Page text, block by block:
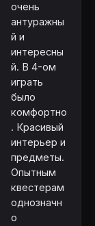
очень
антуражны
й и
интересны
й. В 4-ом
играть
было
комфортно
. Красивый
интерьер и
предметы.
Опытным
квестерам
однозначн
о